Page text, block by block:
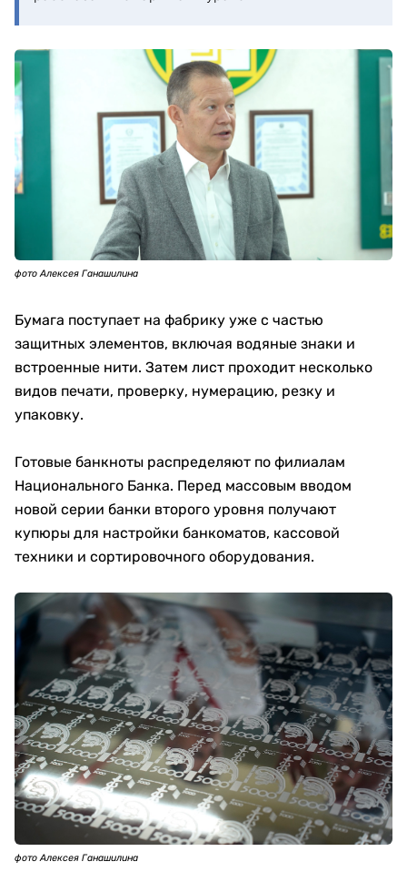
фото Алексея Ганашилина
Бумага поступает на фабрику уже с частью
защитных элементов, включая водяные знаки и
встроенные нити. Затем лист проходит несколько
видов печати, проверку, нумерацию, резку и
упаковку.
Готовые банкноты распределяют по филиалам
Национального Банка. Перед массовым вводом
новой серии банки второго уровня получают
купюры для настройки банкоматов, кассовой
техники и сортировочного оборудования.
фото Алексея Ганашилина